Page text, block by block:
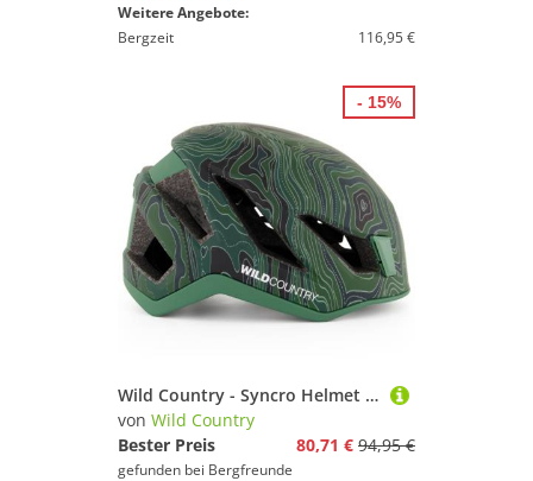
Weitere Angebote:
Bergzeit
116,95 €
Wild Country - Syncro Helmet - Kletterhelm Gr 56-61 cm bunt
von Wild Country
Bester Preis
80,71 € 94,95 €
gefunden bei Bergfreunde
- 15%